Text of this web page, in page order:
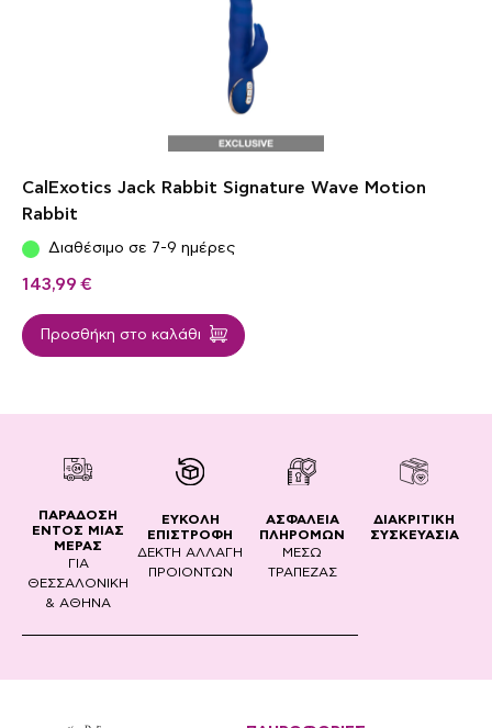
CalExotics Jack Rabbit Signature Wave Motion
Rabbit
Διαθέσιμο σε 7-9 ημέρες
143,99 €
Προσθήκη στο καλάθι
ΠΑΡΑΔΟΣΗ
ΕΝΤΟΣ ΜΙΑΣ
ΜΕΡΑΣ
ΓΙΑ
ΘΕΣΣΑΛΟΝΙΚΗ
& ΑΘΗΝΑ
ΕΥΚΟΛΗ
ΕΠΙΣΤΡΟΦΗ
ΔΕΚΤΗ ΑΛΛΑΓΗ
ΠΡΟΙΟΝΤΩΝ
ΑΣΦΑΛΕΙΑ
ΠΛΗΡΟΜΩΝ
ΜΕΣΩ
ΤΡΑΠΕΖΑΣ
ΔΙΑΚΡΙΤΙΚΗ
ΣΥΣΚΕΥΑΣΙΑ